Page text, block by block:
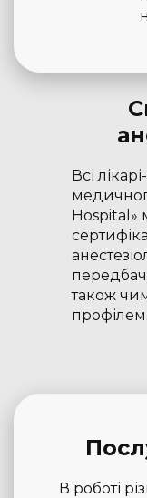
Всі
Hospital»
також
профілем.
В роботі